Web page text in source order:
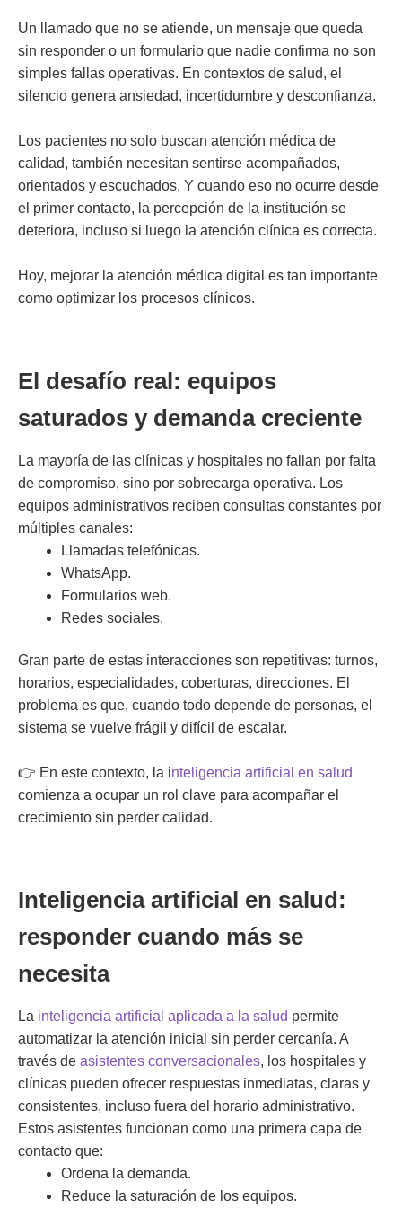
Un llamado que no se atiende, un mensaje que queda
sin responder o un formulario que nadie confirma no son
simples fallas operativas. En contextos de salud, el
silencio genera ansiedad, incertidumbre y desconfianza.
Los pacientes no solo buscan atención médica de
calidad, también necesitan sentirse acompañados,
orientados y escuchados. Y cuando eso no ocurre desde
el primer contacto, la percepción de la institución se
deteriora, incluso si luego la atención clínica es correcta.
Hoy, mejorar la atención médica digital es tan importante
como optimizar los procesos clínicos.
El desafío real: equipos
saturados y demanda creciente
La mayoría de las clínicas y hospitales no fallan por falta
de compromiso, sino por sobrecarga operativa. Los
equipos administrativos reciben consultas constantes por
múltiples canales:
Llamadas telefónicas.
WhatsApp.
Formularios web.
Redes sociales.
Gran parte de estas interacciones son repetitivas: turnos,
horarios, especialidades, coberturas, direcciones. El
problema es que, cuando todo depende de personas, el
sistema se vuelve frágil y difícil de escalar.
👉 En este contexto, la inteligencia artificial en salud
comienza a ocupar un rol clave para acompañar el
crecimiento sin perder calidad.
Inteligencia artificial en salud:
responder cuando más se
necesita
La inteligencia artificial aplicada a la salud permite
automatizar la atención inicial sin perder cercanía. A
través de asistentes conversacionales, los hospitales y
clínicas pueden ofrecer respuestas inmediatas, claras y
consistentes, incluso fuera del horario administrativo.
Estos asistentes funcionan como una primera capa de
contacto que:
Ordena la demanda.
Reduce la saturación de los equipos.